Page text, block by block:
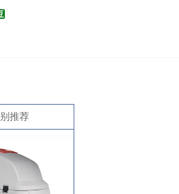
推荐